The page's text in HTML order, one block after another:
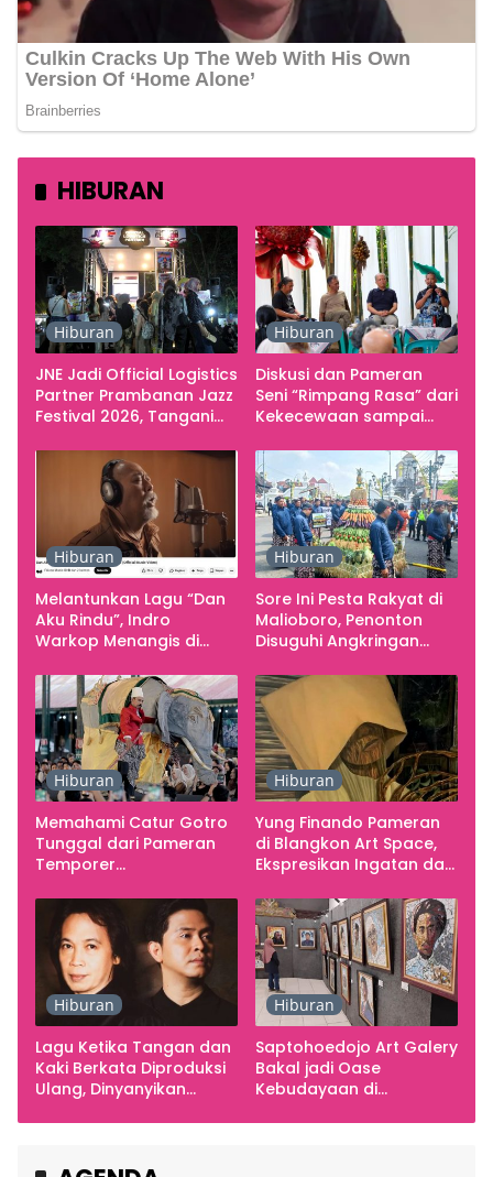
HIBURAN
Hiburan
JNE Jadi Official Logistics
Partner Prambanan Jazz
Festival 2026, Tangani
Kebutuhan Konser
Hiburan
Diskusi dan Pameran
Seni “Rimpang Rasa” dari
Kekecewaan sampai
Yogyakarta sebagai
Pusat Pergerakan Seni
Rupa Indonesia
Hiburan
Melantunkan Lagu “Dan
Aku Rindu”, Indro
Warkop Menangis di
Hiburan
Sore Ini Pesta Rakyat di
Malioboro, Penonton
Disuguhi Angkringan
Hiburan
Memahami Catur Gotro
Tunggal dari Pameran
Temporer
Hiburan
Yung Finando Pameran
di Blangkon Art Space,
Ekspresikan Ingatan dan
Hiburan
Lagu Ketika Tangan dan
Kaki Berkata Diproduksi
Ulang, Dinyanyikan
Chrisye
Hiburan
Saptohoedojo Art Galery
Bakal jadi Oase
Kebudayaan di